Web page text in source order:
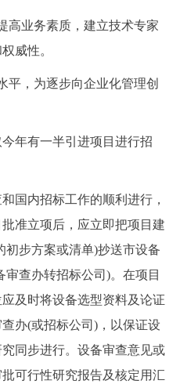
业务素质，建立技术专家
威性。
，为逐步向企业化管理创
年有一半引进项目进行招
内招标工作的顺利进行，
准立项后，应立即把项目建
初步方案或清单)抄送市设备
查办转招标公司)。在项目
及时将设备选型资料及论证
办(或招标公司)，以保证设
同步进行。设备审查意见或
可行性研究报告及核定用汇